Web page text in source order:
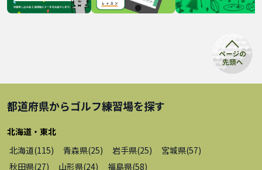
都道府県からゴルフ練習場を探す
北海道・東北
北海道(115) 青森県(25) 岩手県(25) 宮城県(57)
秋田県(27) 山形県(24) 福島県(58)